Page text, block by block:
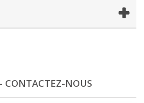
CONTACTEZ-NOUS